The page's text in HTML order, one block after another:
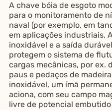
A chave bóia de esgoto
para o monitoramento de
naval (por exemplo, em
em aplicações industriais.
inoxidável e a saída
protegem o sistema de
cargas mecânicas, por ex.
paus e pedaços de
inoxidável, um ímã
aciona, com seu campo
livre de potencial